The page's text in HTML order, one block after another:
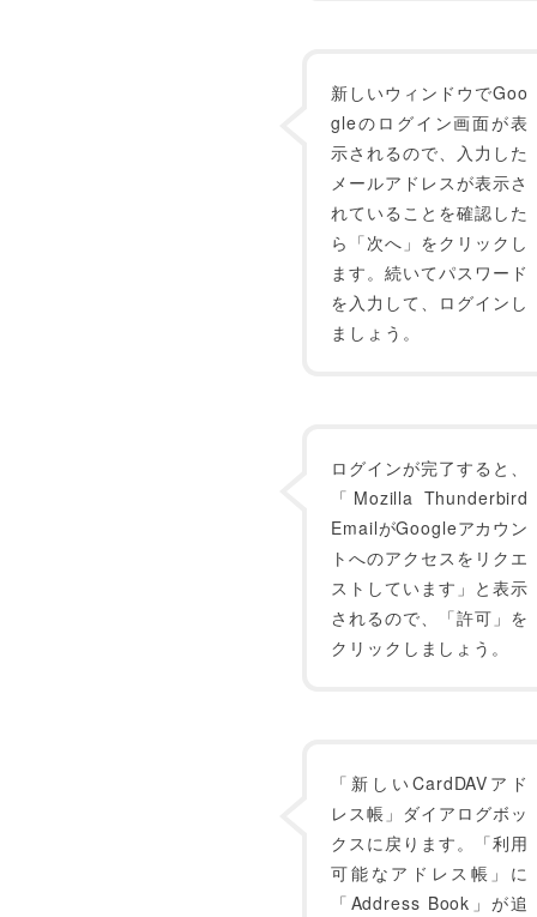
新しいウィンドウでGoo
gleのログイン画面が表
示されるので、入力した
メールアドレスが表示さ
れていることを確認した
ら「次へ」をクリックし
ます。続いてパスワード
を入力して、ログインし
ましょう。
ログインが完了すると、
「Mozilla Thunderbird
EmailがGoogleアカウン
トへのアクセスをリクエ
ストしています」と表示
されるので、「許可」を
クリックしましょう。
「新しいCardDAVアド
レス帳」ダイアログボッ
クスに戻ります。「利用
可能なアドレス帳」に
「Address Book」が追